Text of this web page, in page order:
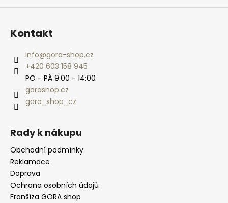
Kontakt
info@gora-shop.cz
+420 603 158 945
PO - PÁ 9:00 - 14:00
gorashop.cz
gora_shop_cz
Rady k nákupu
Obchodní podmínky
Reklamace
Doprava
Ochrana osobních údajů
Franšíza GORA shop